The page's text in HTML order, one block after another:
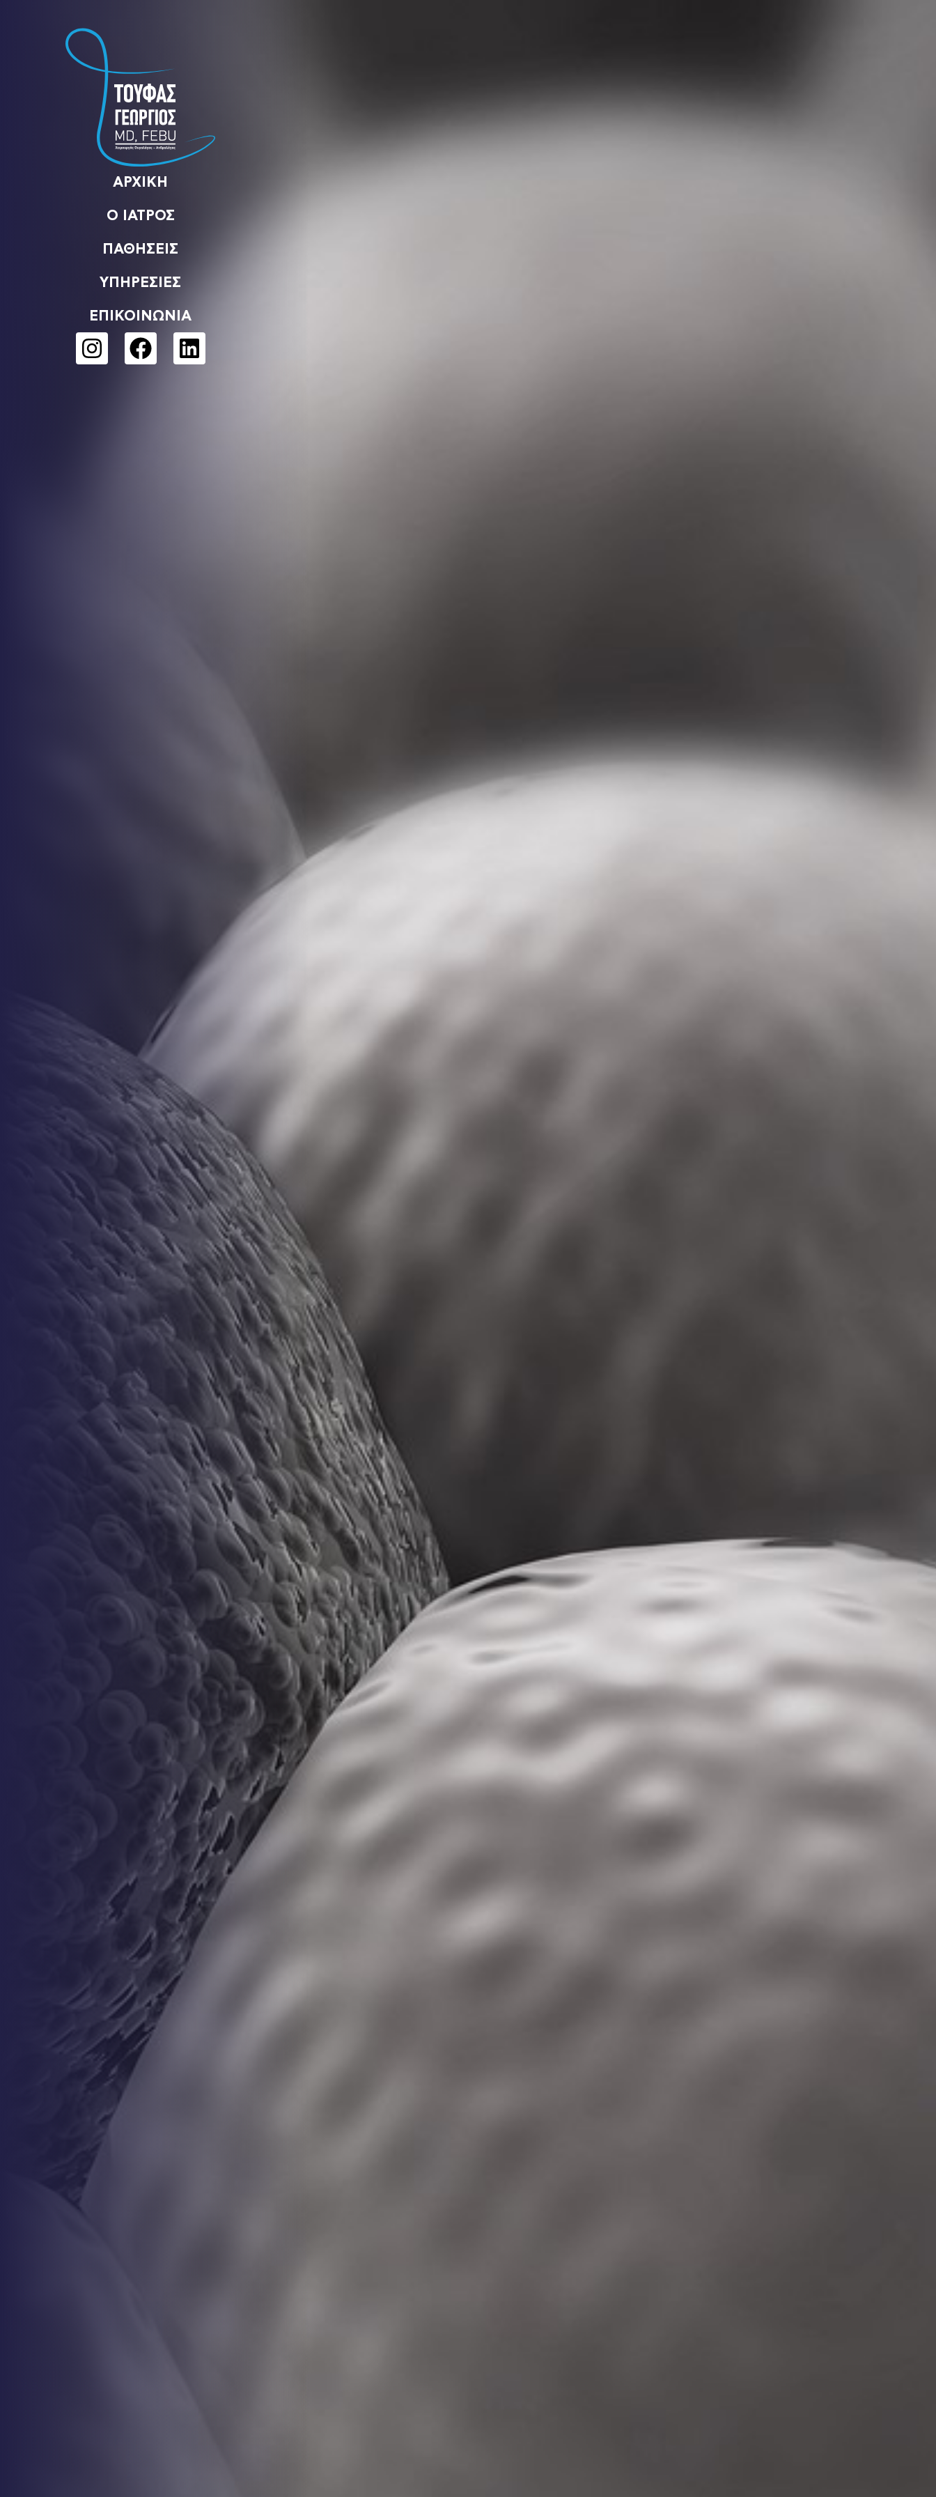
ΑΡΧΙΚΗ
Ο ΙΑΤΡΟΣ
ΠΑΘΗΣΕΙΣ
ΥΠΗΡΕΣΙΕΣ
ΕΠΙΚΟΙΝΩΝΙΑ